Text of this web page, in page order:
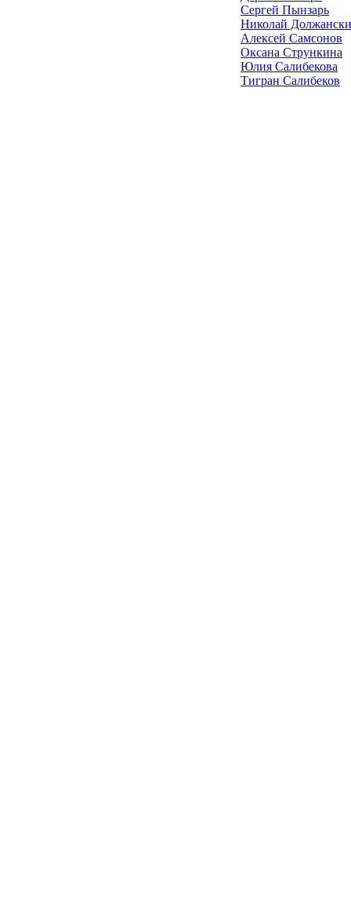
Сергей Пынзарь
Николай
Алексей Самсонов
Оксана Стрункина
Юлия Салибекова
Тигран Салибеков